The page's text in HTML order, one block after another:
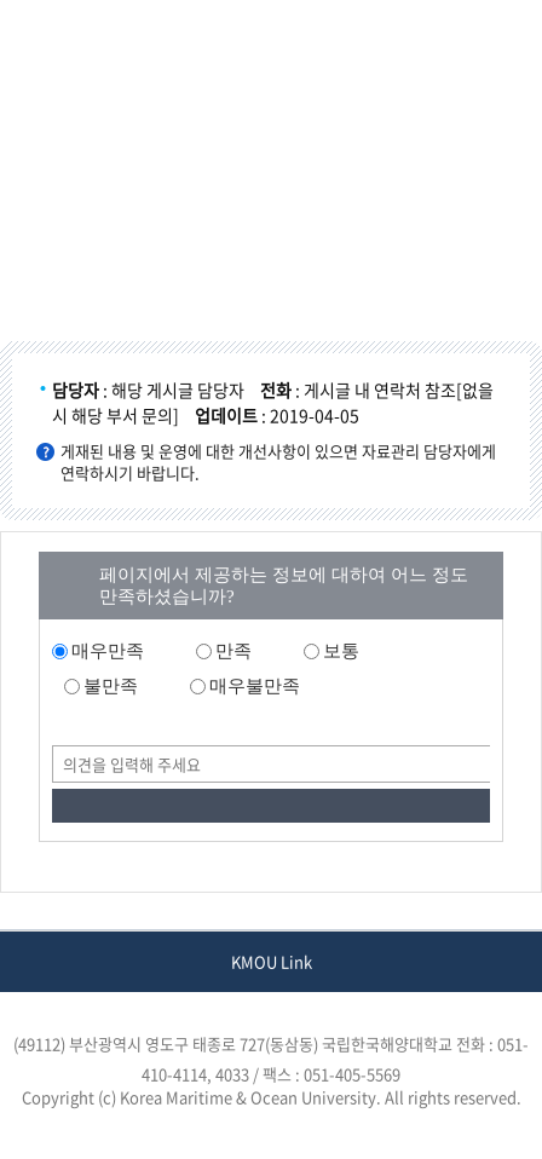
담당자 : 해당 게시글 담당자 전화 : 게시글 내 연락처 참조[없을
시 해당 부서 문의]
업데이트 : 2019-04-05
게재된 내용 및 운영에 대한 개선사항이 있으면 자료관리 담당자에게
연락하시기 바랍니다.
페이지에서 제공하는 정보에 대하여 어느 정도
만족하셨습니까?
매우만족 만족
보통
불만족
매우불만족
KMOU Link
(49112) 부산광역시 영도구 태종로 727(동삼동) 국립한국해양대학교 전화 : 051-
410-4114, 4033 / 팩스 : 051-405-5569
Copyright (c) Korea Maritime & Ocean University. All rights reserved.